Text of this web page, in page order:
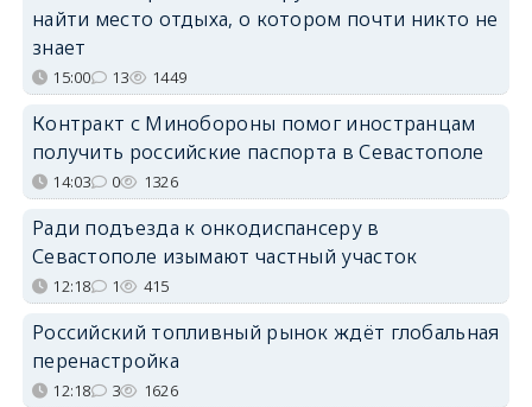
найти место отдыха, о котором почти никто не
знает
15:00 13 1449
Контракт с Минобороны помог иностранцам
получить российские паспорта в Севастополе
14:03 0 1326
Ради подъезда к онкодиспансеру в
Севастополе изымают частный участок
12:18 1 415
Российский топливный рынок ждёт глобальная
перенастройка
12:18 3 1626